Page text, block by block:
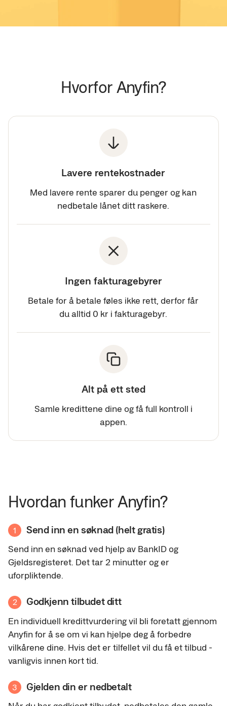
Hvorfor Anyfin?
Lavere rentekostnader
Med lavere rente sparer du penger og kan
nedbetale lånet ditt raskere.
Ingen fakturagebyrer
Betale for å betale føles ikke rett, derfor får
du alltid 0 kr i fakturagebyr.
Alt på ett sted
Samle kredittene dine og få full kontroll i
appen.
Hvordan funker Anyfin?
1 Send inn en søknad (helt gratis)
Send inn en søknad ved hjelp av BankID og
Gjeldsregisteret. Det tar 2 minutter og er
uforpliktende.
2 Godkjenn tilbudet ditt
En individuell kredittvurdering vil bli foretatt gjennom
Anyfin for å se om vi kan hjelpe deg å forbedre
vilkårene dine. Hvis det er tilfellet vil du få et tilbud -
vanligvis innen kort tid.
3 Gjelden din er nedbetalt